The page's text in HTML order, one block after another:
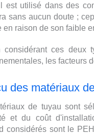
est utilisé dans des
sans aucun doute ;
en raison de son faible
considérant ces deux
les facteurs
des matériaux
de tuyau sont
et du coût
considérés sont le